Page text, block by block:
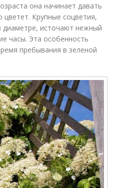
она начинает давать
Крупные соцветия,
диаметре, источают нежный
часы. Эта особенность
пребывания в зеленой